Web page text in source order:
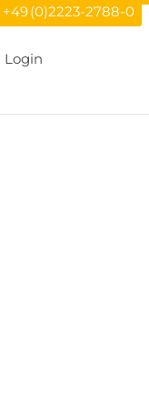
+49 (0)2223-2788-0
Login